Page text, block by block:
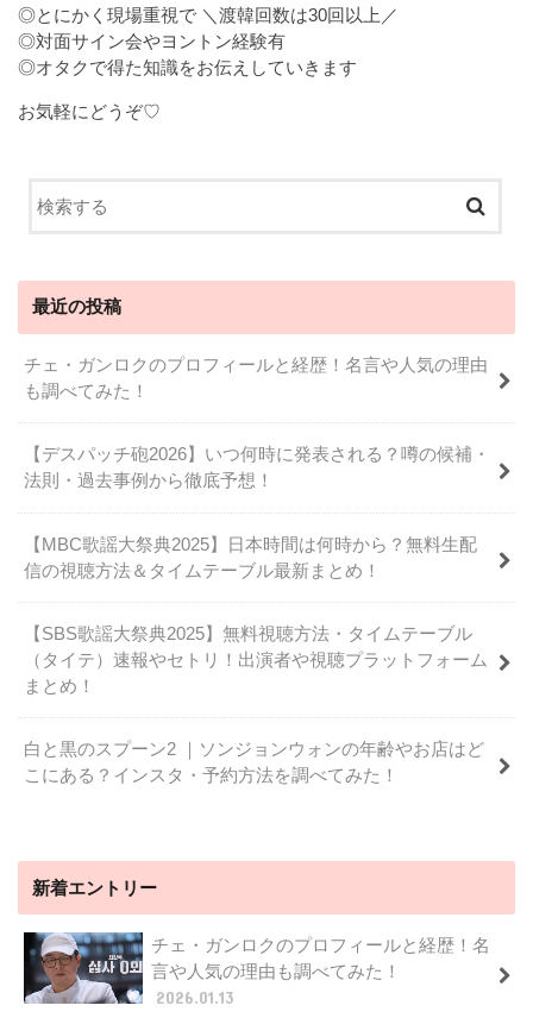
◎とにかく現場重視で ＼渡韓回数は30回以上／
◎対面サイン会やヨントン経験有
◎オタクで得た知識をお伝えしていきます
お気軽にどうぞ♡
最近の投稿
チェ・ガンロクのプロフィールと経歴！名言や人気の理由
も調べてみた！
【デスパッチ砲2026】いつ何時に発表される？噂の候補・
法則・過去事例から徹底予想！
【MBC歌謡大祭典2025】日本時間は何時から？無料生配
信の視聴方法＆タイムテーブル最新まとめ！
【SBS歌謡大祭典2025】無料視聴方法・タイムテーブル
（タイテ）速報やセトリ！出演者や視聴プラットフォーム
まとめ！
白と黒のスプーン2 ｜ソンジョンウォンの年齢やお店はど
こにある？インスタ・予約方法を調べてみた！
新着エントリー
チェ・ガンロクのプロフィールと経歴！名
言や人気の理由も調べてみた！
2026.01.13